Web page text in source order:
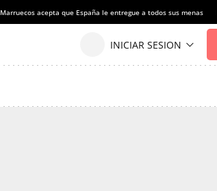
Marruecos acepta que España le entregue a todos sus menas